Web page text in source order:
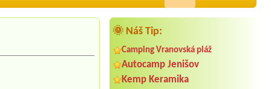
🌞 Náš Tip:
Camping Vranovská pláž
Autocamp Jenišov
Kemp Keramika